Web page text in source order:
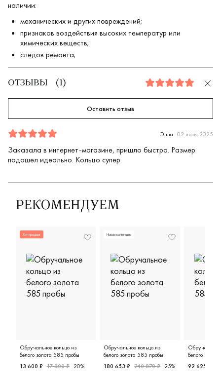
наличии:
механических и других повреждений;
признаков воздействия высоких температур или
химических веществ;
следов ремонта;
ОТЗЫВЫ ( 1) 5.0
Оставить отзыв
Отзыв
1
5.0
5 Элла 02 июня 2025
Заказала в интернет-магазине, пришло быстро. Размер
подошел идеально. Кольцо супер.
РЕКОМЕНДУЕМ
Хит продаж
Обручальное кольцо из
белого золота 585 пробы
13 600 ₽ 17 000 ₽ 20%
Новая коллекция
Обручальное кольцо из
белого золота 585 пробы
180 653 ₽ 240 870 ₽ 25%
белого
92 625 ₽